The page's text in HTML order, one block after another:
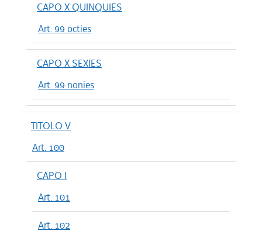
CAPO X QUINQUIES
Art. 99 octies
CAPO X SEXIES
Art. 99 nonies
TITOLO V
Art. 100
CAPO I
Art. 101
Art. 102